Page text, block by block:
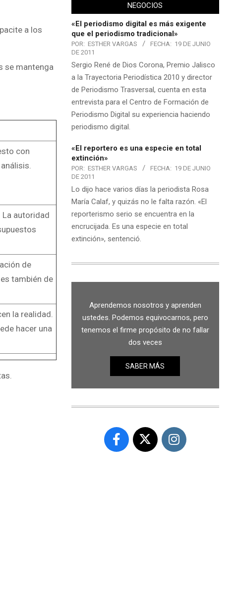
a los
se mantenga
con
La autoridad
de
también de
la realidad.
hacer una
NEGOCIOS
«El periodismo digital es más exigente
que el periodismo tradicional»
POR: ESTHER VARGAS FECHA: 19 DE JUNIO
DE 2011
Sergio René de Dios Corona, Premio Jalisco
a la Trayectoria Periodística 2010 y director
de Periodismo Trasversal, cuenta en esta
entrevista para el Centro de Formación de
Periodismo Digital su experiencia haciendo
periodismo digital.
«El reportero es una especie en total
extinción»
POR: ESTHER VARGAS FECHA: 19 DE JUNIO
DE 2011
Lo dijo hace varios días la periodista Rosa
María Calaf, y quizás no le falta razón. «El
reporterismo serio se encuentra en la
encrucijada. Es una especie en total
extinción», sentenció.
Aprendemos nosotros y aprenden
ustedes. Podemos equivocarnos, pero
tenemos el firme propósito de no fallar
dos veces
SABER MÁS